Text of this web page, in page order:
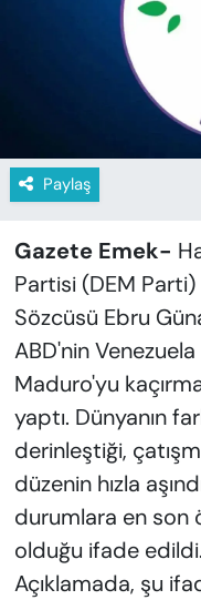
Paylaş
Gazete Emek-
Partisi (DEM Parti)
Sözcüsü Ebru
ABD'nin
Maduro'yu
yaptı. Dünyanın
derinleştiği,
düzenin hızla
durumlara en son
olduğu ifade edildi.
Açıklamada, şu
MAGAZİN
ÖZEL HABER
YAZAR KÖŞESİ
VAN VE